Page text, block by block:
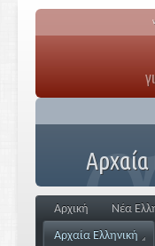
Αρχική Νέα
Αρχαία Ελληνική